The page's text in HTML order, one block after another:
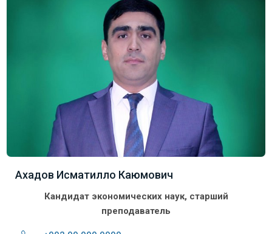
Ахадов Исматилло Каюмович
Кандидат экономических наук, старший
преподаватель